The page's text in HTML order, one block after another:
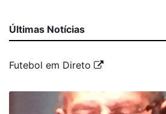
Últimas Notícias
Futebol em Direto